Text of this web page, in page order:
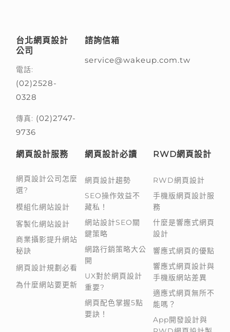
台北網頁設計
公司
電話:
(02)2528-
0328
傳真: (02)2747-
9736
諮詢信箱
service@wakeup.com.tw
網頁設計服務
網頁設計公司怎麼
選?
模組化網站設計
客製化網站設計
商業攝影提升網站
秘訣
網頁設計規劃必看
為什麼網站要更新
網頁設計必讀
網頁設計趨勢
SEO操作效益不
藏私！
網站設計SEO關
鍵策略
網路行銷策略大公
開
UX對於網頁設計
重要?
網頁配色掌握5點
要訣！
RWD網頁設計
RWD網頁設計
手機版網頁設計服
務
什麼是響應式網頁
設計
響應式網頁的優點
響應式網頁設計與
手機版網站差異
適應式網頁無所不
能嗎？
App開發設計與